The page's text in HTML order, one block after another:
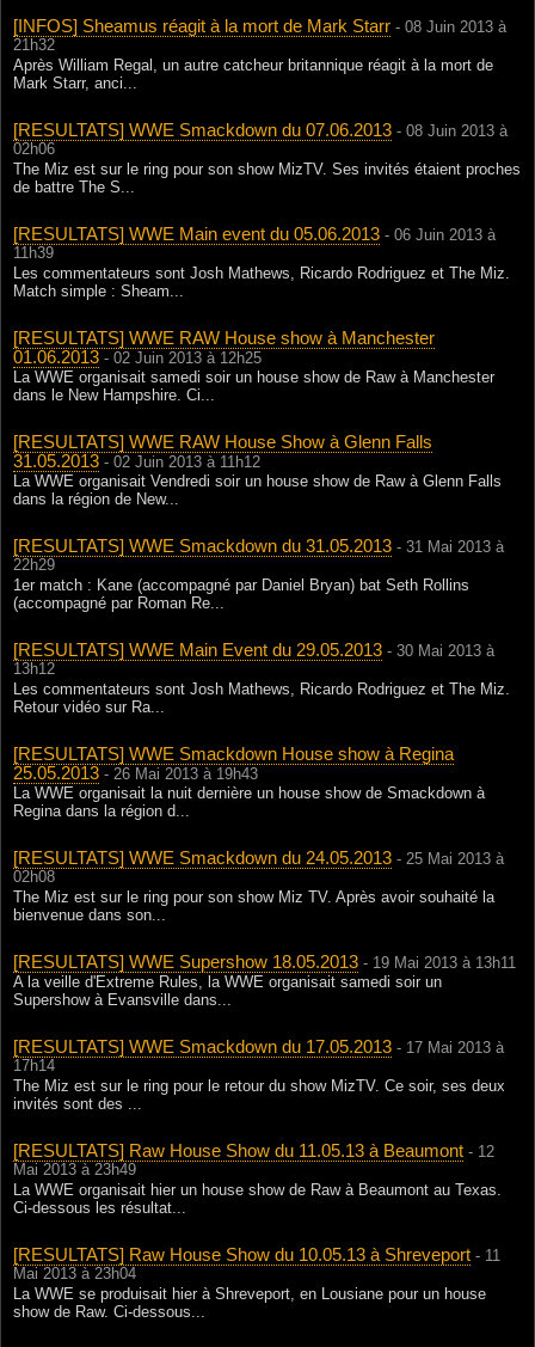
[INFOS] Sheamus réagit à la mort de Mark Starr - 08 Juin 2013 à
21h32
Après William Regal, un autre catcheur britannique réagit à la mort de
Mark Starr, anci...
[RESULTATS] WWE Smackdown du 07.06.2013 - 08 Juin 2013 à
02h06
The Miz est sur le ring pour son show MizTV. Ses invités étaient proches
de battre The S...
[RESULTATS] WWE Main event du 05.06.2013 - 06 Juin 2013 à
11h39
Les commentateurs sont Josh Mathews, Ricardo Rodriguez et The Miz.
Match simple : Sheam...
[RESULTATS] WWE RAW House show à Manchester
01.06.2013 - 02 Juin 2013 à 12h25
La WWE organisait samedi soir un house show de Raw à Manchester
dans le New Hampshire. Ci...
[RESULTATS] WWE RAW House Show à Glenn Falls
31.05.2013 - 02 Juin 2013 à 11h12
La WWE organisait Vendredi soir un house show de Raw à Glenn Falls
dans la région de New...
[RESULTATS] WWE Smackdown du 31.05.2013 - 31 Mai 2013 à
22h29
1er match : Kane (accompagné par Daniel Bryan) bat Seth Rollins
(accompagné par Roman Re...
[RESULTATS] WWE Main Event du 29.05.2013 - 30 Mai 2013 à
13h12
Les commentateurs sont Josh Mathews, Ricardo Rodriguez et The Miz.
Retour vidéo sur Ra...
[RESULTATS] WWE Smackdown House show à Regina
25.05.2013 - 26 Mai 2013 à 19h43
La WWE organisait la nuit dernière un house show de Smackdown à
Regina dans la région d...
[RESULTATS] WWE Smackdown du 24.05.2013 - 25 Mai 2013 à
02h08
The Miz est sur le ring pour son show Miz TV. Après avoir souhaité la
bienvenue dans son...
[RESULTATS] WWE Supershow 18.05.2013 - 19 Mai 2013 à 13h11
A la veille d'Extreme Rules, la WWE organisait samedi soir un
Supershow à Evansville dans...
[RESULTATS] WWE Smackdown du 17.05.2013 - 17 Mai 2013 à
17h14
The Miz est sur le ring pour le retour du show MizTV. Ce soir, ses deux
invités sont des ...
[RESULTATS] Raw House Show du 11.05.13 à Beaumont - 12
Mai 2013 à 23h49
La WWE organisait hier un house show de Raw à Beaumont au Texas.
Ci-dessous les résultat...
[RESULTATS] Raw House Show du 10.05.13 à Shreveport - 11
Mai 2013 à 23h04
La WWE se produisait hier à Shreveport, en Lousiane pour un house
show de Raw. Ci-dessous...